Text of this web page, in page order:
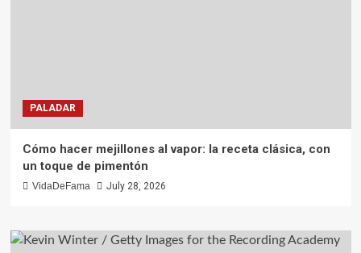
PALADAR
Cómo hacer mejillones al vapor: la receta clásica, con
un toque de pimentón
VidaDeFama July 28, 2026